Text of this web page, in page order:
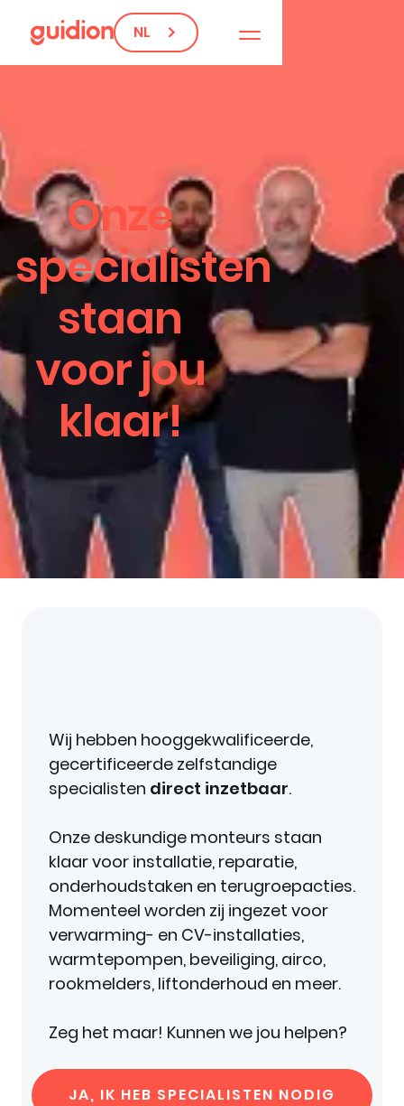
NL
Onze
specialisten
staan
voor jou
klaar!
Wij hebben hooggekwalificeerde,
gecertificeerde zelfstandige
specialisten direct inzetbaar.
Onze deskundige monteurs staan
klaar voor installatie, reparatie,
onderhoudstaken en terugroepacties.
Momenteel worden zij ingezet voor
verwarming- en CV-installaties,
warmtepompen, beveiliging, airco,
rookmelders, liftonderhoud en meer.
Zeg het maar! Kunnen we jou helpen?
JA, IK HEB SPECIALISTEN NODIG